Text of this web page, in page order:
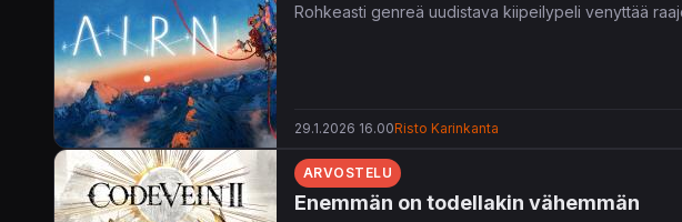
Rohkeasti genreä uudistava kiipeilypeli venyttää
29.1.2026 16.00Risto Karinkanta
ARVOSTELU
Enemmän on todellakin vähemmän